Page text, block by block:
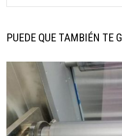
PUEDE QUE TAMBIÉN TE